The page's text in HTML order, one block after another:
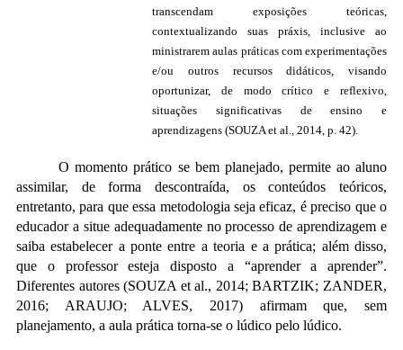
transcendam exposições teóricas,
contextualizando suas práxis, inclusive ao
ministrarem aulas práticas com experimentações
e/ou outros recursos didáticos, visando
oportunizar, de modo crítico e reflexivo,
situações significativas de ensino e
aprendizagens (SOUZA et al., 2014, p. 42).
O momento prático se bem planejado, permite ao aluno
assimilar, de forma descontraída, os conteúdos teóricos,
entretanto, para que essa metodologia seja eficaz, é preciso que o
educador a situe adequadamente no processo de aprendizagem e
saiba estabelecer a ponte entre a teoria e a prática; além disso,
que o professor esteja disposto a “aprender a aprender”.
Diferentes autores (SOUZA et al., 2014; BARTZIK; ZANDER,
2016; ARAUJO; ALVES, 2017) afirmam que, sem
planejamento, a aula prática torna-se o lúdico pelo lúdico.